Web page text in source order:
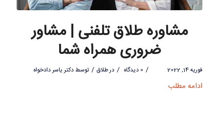
مشاوره طلاق تلفنی | مشاور
ضروری همراه شما
فوریه 14, 2022 / 0 دیدگاه / درطلاق / توسطدکتر یاسر دادخواه
ادامه مطلب